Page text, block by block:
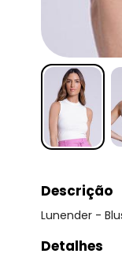
Descrição
Lunender -
Detalhes